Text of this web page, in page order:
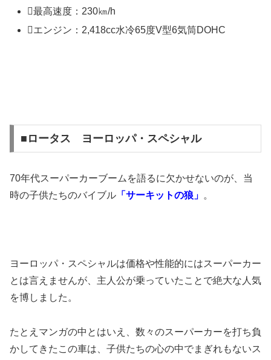
最高速度：230㎞/h
エンジン：2,418cc水冷65度V型6気筒DOHC
■ロータス ヨーロッパ・スペシャル
70年代スーパーカーブームを語るに欠かせないのが、当
時の子供たちのバイブル 「サーキットの狼」 。
ヨーロッパ・スペシャルは価格や性能的にはスーパーカー
とは言えませんが、主人公が乗っていたことで絶大な人気
を博しました。
たとえマンガの中とはいえ、数々のスーパーカーを打ち負
かしてきたこの車は、子供たちの心の中でまぎれもないス